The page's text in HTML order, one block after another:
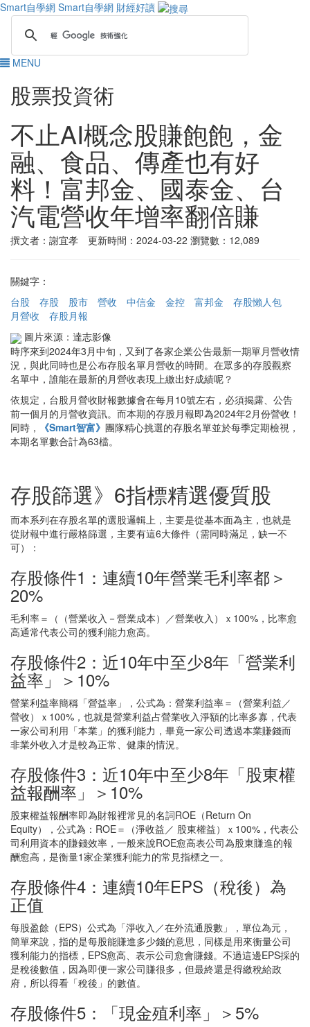
Smart自學網 Smart自學網 財經好讀
MENU
股票投資術
不止AI概念股賺飽飽，金
融、食品、傳產也有好
料！富邦金、國泰金、台
汽電營收年增率翻倍賺
撰文者：謝宜孝 更新時間：2024-03-22 瀏覽數：12,089
關鍵字：
台股
存股 股市 營收 中信金 金控 富邦金
存股懶人包
月營收
存股月報
圖片來源：達志影像
時序來到2024年3月中旬，又到了各家企業公告最新一期單月營收情
況，與此同時也是公布存股名單月營收的時間。在眾多的存股觀察
名單中，誰能在最新的月營收表現上繳出好成績呢？
依規定，台股月營收財報數據會在每月10號左右，必須揭露、公告
前一個月的月營收資訊。而本期的存股月報即為2024年2月份營收！
同時，
《Smart智富》 團隊精心挑選的存股名單並於每季定期檢視，
本期名單數合計為63檔。
存股篩選》6指標精選優質股
而本系列在存股名單的選股邏輯上，主要是從基本面為主，也就是
從財報中進行嚴格篩選，主要有這6大條件（需同時滿足，缺一不
可）：
存股條件1：連續10年營業毛利率都＞
20%
毛利率＝（（營業收入－營業成本）／營業收入）ｘ100%，比率愈
高通常代表公司的獲利能力愈高。
存股條件2：近10年中至少8年「營業利
益率」＞10%
營業利益率簡稱「營益率」，公式為：營業利益率＝（營業利益／
營收）ｘ100%，也就是營業利益占營業收入淨額的比率多寡，代表
一家公司利用「本業」的獲利能力，畢竟一家公司透過本業賺錢而
非業外收入才是較為正常、健康的情況。
存股條件3：近10年中至少8年「股東權
益報酬率」＞10%
股東權益報酬率即為財報裡常見的名詞ROE（Return On
Equity），公式為：ROE＝（淨收益／ 股東權益）ｘ100%，代表公
司利用資本的賺錢效率，一般來說ROE愈高表公司為股東賺進的報
酬愈高，是衡量1家企業獲利能力的常見指標之一。
存股條件4：連續10年EPS（稅後）為
正值
每股盈餘（EPS）公式為「淨收入／在外流通股數」，單位為元，
簡單來說，指的是每股能賺進多少錢的意思，同樣是用來衡量公司
獲利能力的指標，EPS愈高、表示公司愈會賺錢。不過這邊EPS採的
是稅後數值，因為即便一家公司賺很多，但最終還是得繳稅給政
府，所以得看「稅後」的數值。
存股條件5：「現金殖利率」＞5%